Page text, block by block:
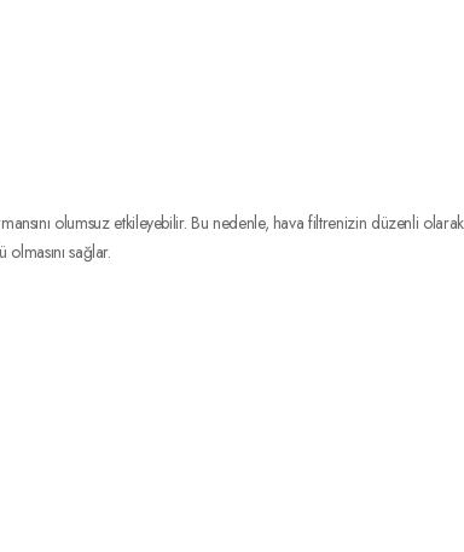
olumsuz etkileyebilir. Bu nedenle, hava filtrenizin düzenli
sağlar.